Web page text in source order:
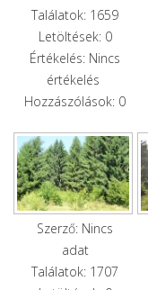
Találatok: 1659
Letöltések: 0
Értékelés: Nincs
értékelés
Hozzászólások: 0
Szerző: Nincs
adat
Találatok: 1707